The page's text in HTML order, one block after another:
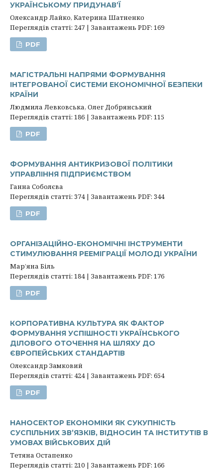
УКРАЇНСЬКОМУ ПРИДУНАВ’Ї
Олександр Лайко, Катерина Шатненко
Переглядів статті: 247 | Завантажень PDF: 169
PDF
МАГІСТРАЛЬНІ НАПРЯМИ ФОРМУВАННЯ
ІНТЕГРОВАНОЇ СИСТЕМИ ЕКОНОМІЧНОЇ БЕЗПЕКИ
КРАЇНИ
Людмила Левковська, Олег Добрянський
Переглядів статті: 186 | Завантажень PDF: 115
PDF
ФОРМУВАННЯ АНТИКРИЗОВОЇ ПОЛІТИКИ
УПРАВЛІННЯ ПІДПРИЄМСТВОМ
Ганна Соболєва
Переглядів статті: 374 | Завантажень PDF: 344
PDF
ОРГАНІЗАЦІЙНО-ЕКОНОМІЧНІ ІНСТРУМЕНТИ
СТИМУЛЮВАННЯ РЕЕМІГРАЦІЇ МОЛОДІ УКРАЇНИ
Мар’яна Біль
Переглядів статті: 184 | Завантажень PDF: 176
PDF
КОРПОРАТИВНА КУЛЬТУРА ЯК ФАКТОР
ФОРМУВАННЯ УСПІШНОСТІ УКРАЇНСЬКОГО
ДІЛОВОГО ОТОЧЕННЯ НА ШЛЯХУ ДО
ЄВРОПЕЙСЬКИХ СТАНДАРТІВ
Олександр Зaмкoвий
Переглядів статті: 424 | Завантажень PDF: 654
PDF
НАНОСЕКТОР ЕКОНОМІКИ ЯК СУКУПНІСТЬ
СУСПІЛЬНИХ ЗВ’ЯЗКІВ, ВІДНОСИН ТА ІНСТИТУТІВ В
УМОВАХ ВІЙСЬКОВИХ ДІЙ
Тетяна Остапенко
Переглядів статті: 210 | Завантажень PDF: 166